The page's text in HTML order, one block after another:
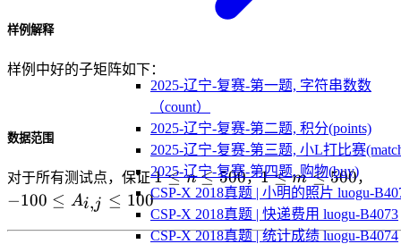
2025-辽宁-复赛-第一题, 字符串数数
（count）
2025-辽宁-复赛-第二题, 积分(points)
2025-辽宁-复赛-第三题, 小L打比赛
2025-辽宁-复赛-第四题, 购物(buy)
CSP-X 2018真题 | 小明的照片 luogu-
CSP-X 2018真题 | 快递费用 luogu-B4073
CSP-X 2018真题 | 统计成绩 luogu-B4074
样例解释
样例中好的子矩阵如下：
数据范围
对于所有测试点，保证1\leq
n\leq
500
1 ≤ n ≤ 500，1\leq
m\leq
500
1 ≤ m ≤ 500，
100
−100 ≤ Ai,j ≤ 100